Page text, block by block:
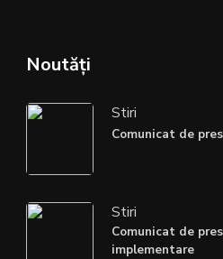
Noutăți
Stiri
Comunicat de
Stiri
Comunicat de
implementare